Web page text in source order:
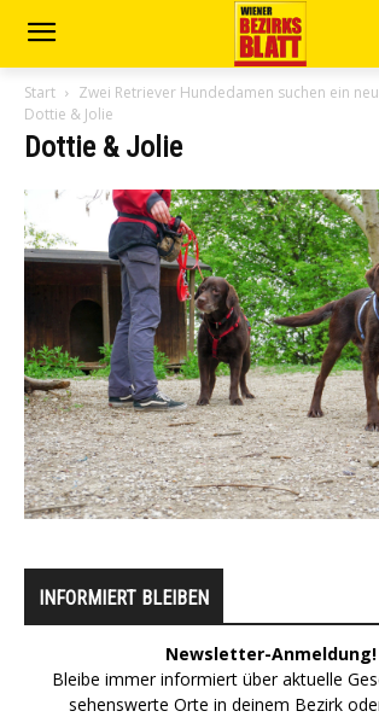
Start
Zwei Retriever Hundedamen suchen ein
Dottie & Jolie
Dottie & Jolie
INFORMIERT BLEIBEN
Newsletter-Anmeldung!
Bleibe immer informiert über aktuelle
sehenswerte Orte in deinem Bezirk